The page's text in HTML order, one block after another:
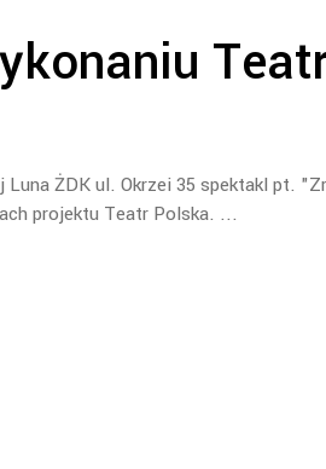
ŻDK ul. Okrzei 35 spektakl pt.
projektu Teatr Polska.